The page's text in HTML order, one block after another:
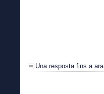
Una resposta fins a ara